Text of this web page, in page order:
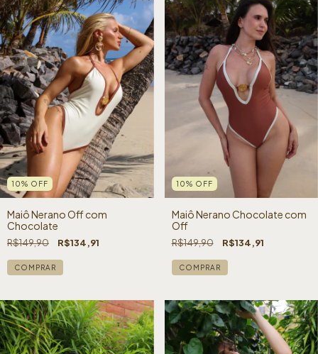
10% OFF
Maiô Nerano Off com
Chocolate
R$149,90 R$134,91
COMPRAR
10% OFF
Maiô Nerano Chocolate com
Off
R$149,90 R$134,91
COMPRAR